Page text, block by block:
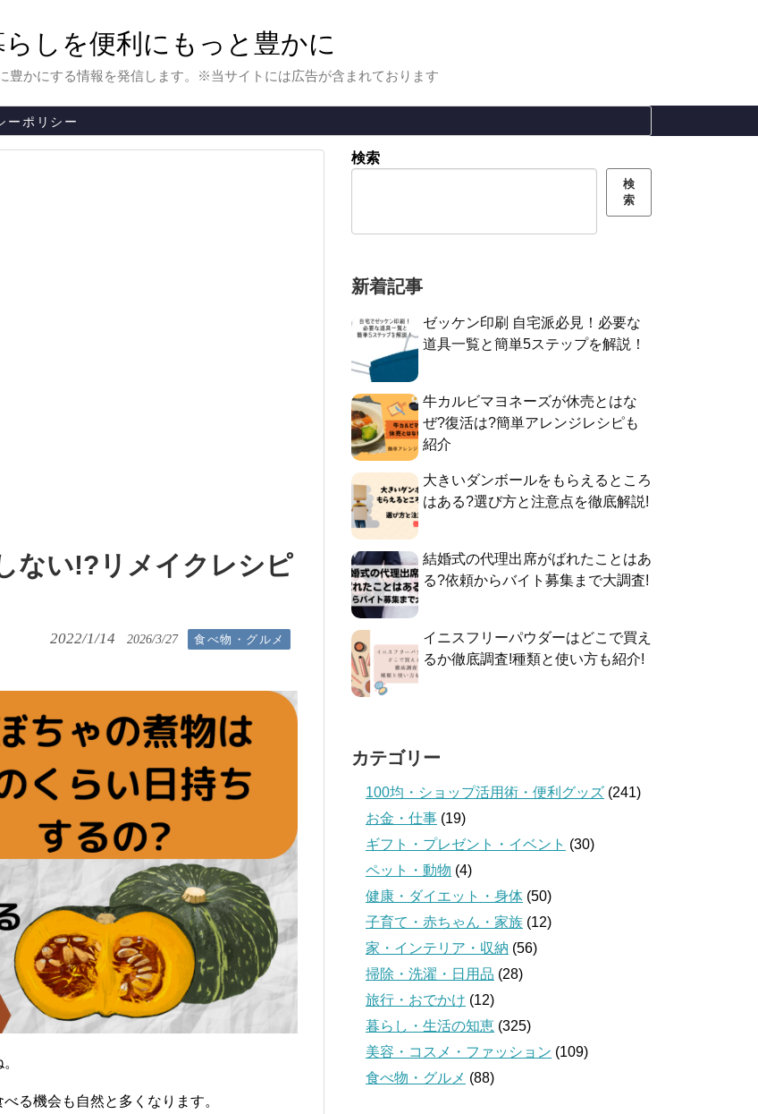
らしを便利にもっと豊かに
豊かにする情報を発信します。※当サイトには広告が含まれております
ーポリシー
ない!?リメイクレシピ
2022/1/14 2026/3/27 食べ物・グルメ
る機会も自然と多くなります。
検索
検
索
新着記事
ゼッケン印刷 自宅派必見！必要な
道具一覧と簡単5ステップを解説！
牛カルビマヨネーズが休売とはな
ぜ?復活は?簡単アレンジレシピも
紹介
大きいダンボールをもらえるところ
はある?選び方と注意点を徹底解説!
結婚式の代理出席がばれたことはあ
る?依頼からバイト募集まで大調査!
イニスフリーパウダーはどこで買え
るか徹底調査!種類と使い方も紹介!
カテゴリー
100均・ショップ活用術・便利グッズ (241)
お金・仕事 (19)
ギフト・プレゼント・イベント (30)
ペット・動物 (4)
健康・ダイエット・身体 (50)
子育て・赤ちゃん・家族 (12)
家・インテリア・収納 (56)
掃除・洗濯・日用品 (28)
旅行・おでかけ (12)
暮らし・生活の知恵 (325)
美容・コスメ・ファッション (109)
食べ物・グルメ (88)